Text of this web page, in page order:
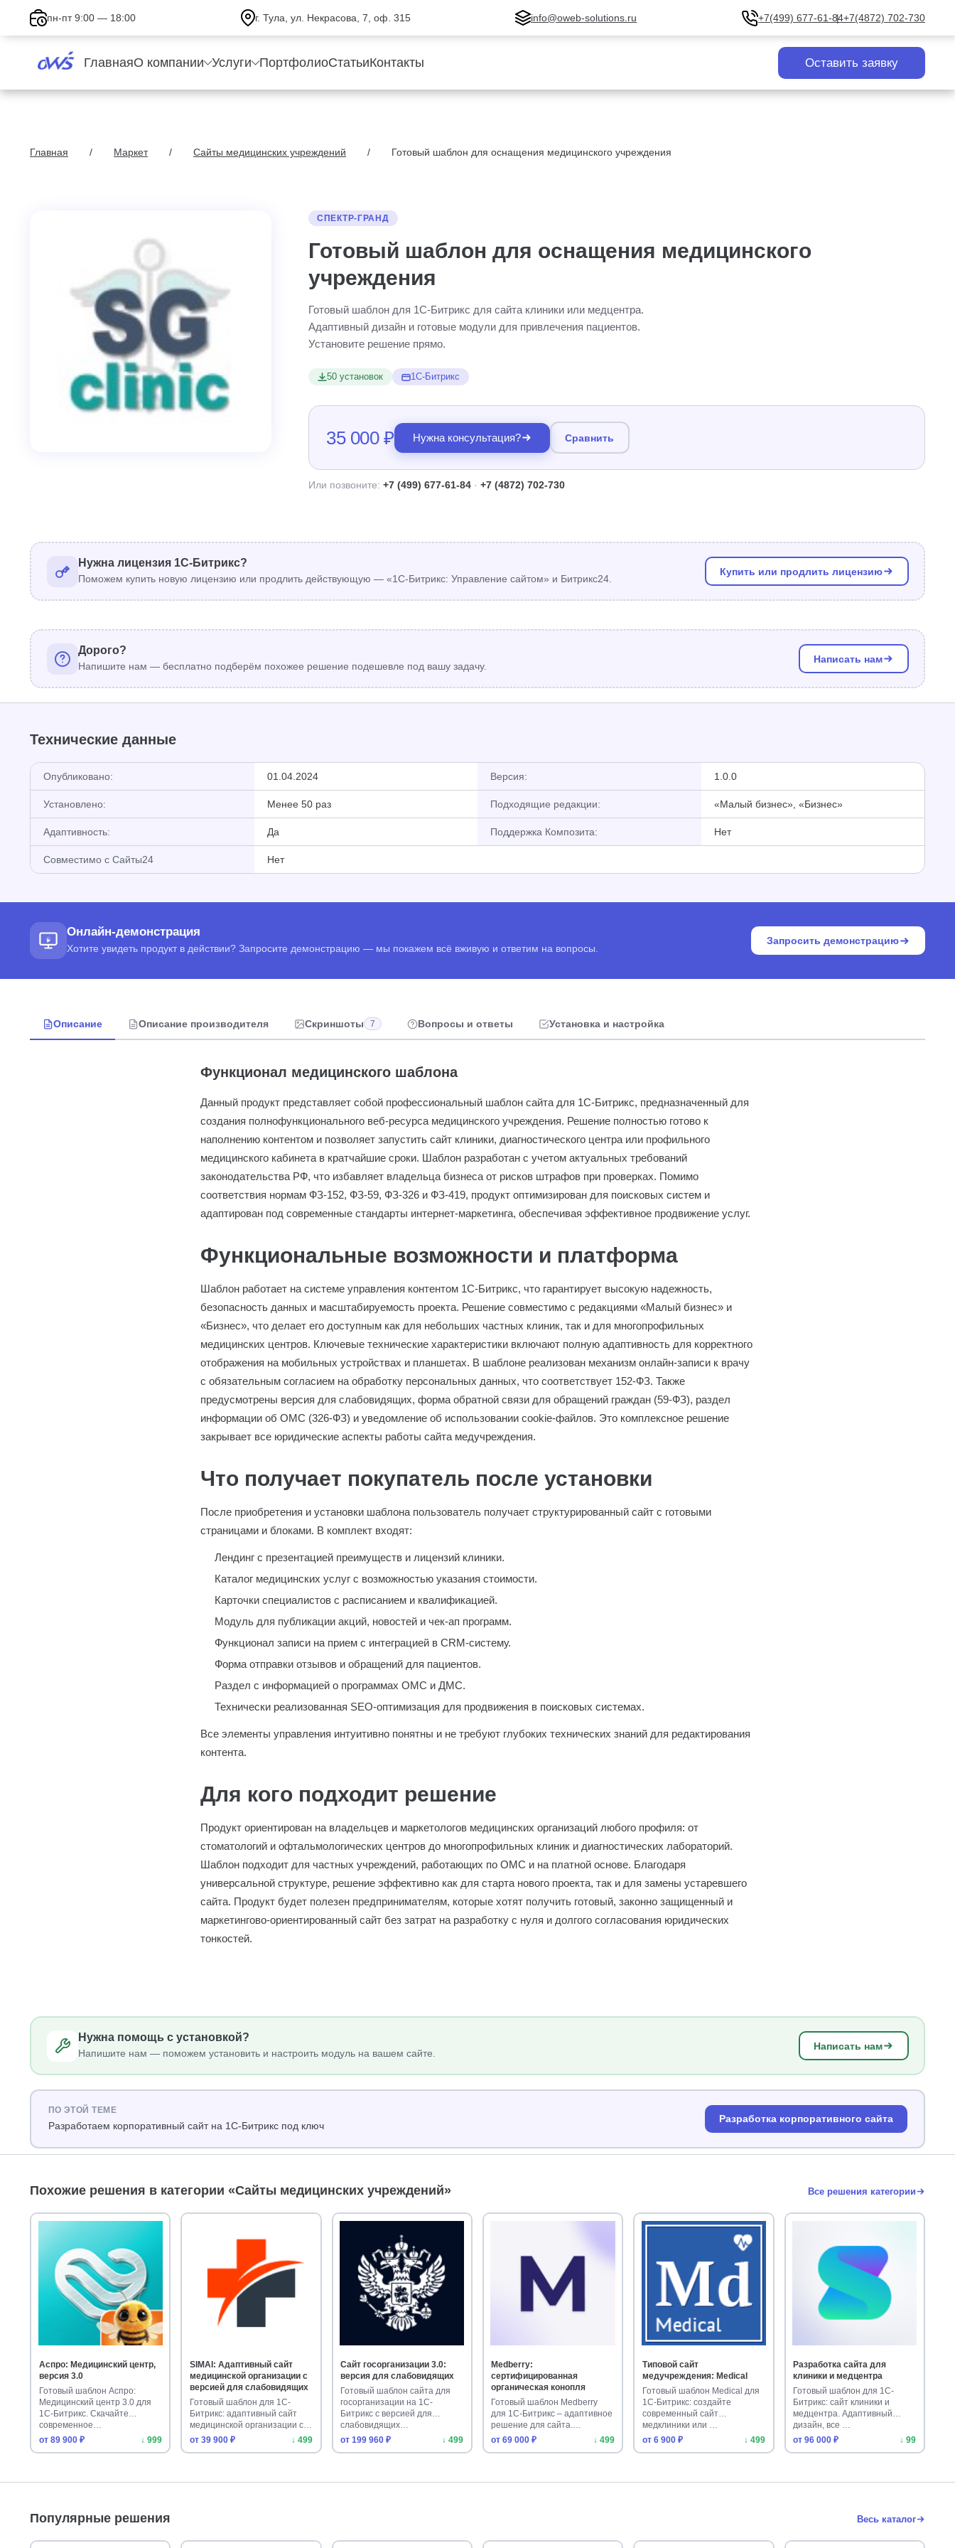
пн-пт 9:00 — 18:00 г. Тула, ул. Некрасова, 7, оф. 315 info@oweb-solutions.ru +7(499) 677-61-84+7(4872) 702-730
ГлавнаяО компании Услуги ПортфолиоСтатьиКонтакты Оставить заявку
Главная Маркет Сайты медицинских учреждений Готовый шаблон для оснащения медицинского учреждения
СПЕКТР-ГРАНД
Готовый шаблон для оснащения медицинского
учреждения
Готовый шаблон для 1С-Битрикс для сайта клиники или медцентра.
Адаптивный дизайн и готовые модули для привлечения пациентов.
Установите решение прямо.
50 установок 1С-Битрикс
35 000 ₽ Нужна консультация? Сравнить
Или позвоните: +7 (499) 677-61-84 · +7 (4872) 702-730
Нужна лицензия 1С-Битрикс?
Поможем купить новую лицензию или продлить действующую — «1С-Битрикс: Управление сайтом» и Битрикс24.
Купить или продлить лицензию
Дорого?
Напишите нам — бесплатно подберём похожее решение подешевле под вашу задачу.
Написать нам
Технические данные
Опубликовано: 01.04.2024 Версия: 1.0.0
Установлено: Менее 50 раз Подходящие редакции: «Малый бизнес», «Бизнес»
Адаптивность: Да Поддержка Композита: Нет
Совместимо с Сайты24 Нет
Онлайн-демонстрация
Хотите увидеть продукт в действии? Запросите демонстрацию — мы покажем всё вживую и ответим на вопросы.
Запросить демонстрацию
Описание Описание производителя Скриншоты 7 Вопросы и ответы Установка и настройка
Функционал медицинского шаблона
Данный продукт представляет собой профессиональный шаблон сайта для 1C-Битрикс, предназначенный для
создания полнофункционального веб-ресурса медицинского учреждения. Решение полностью готово к
наполнению контентом и позволяет запустить сайт клиники, диагностического центра или профильного
медицинского кабинета в кратчайшие сроки. Шаблон разработан с учетом актуальных требований
законодательства РФ, что избавляет владельца бизнеса от рисков штрафов при проверках. Помимо
соответствия нормам ФЗ-152, ФЗ-59, ФЗ-326 и ФЗ-419, продукт оптимизирован для поисковых систем и
адаптирован под современные стандарты интернет-маркетинга, обеспечивая эффективное продвижение услуг.
Функциональные возможности и платформа
Шаблон работает на системе управления контентом 1С-Битрикс, что гарантирует высокую надежность,
безопасность данных и масштабируемость проекта. Решение совместимо с редакциями «Малый бизнес» и
«Бизнес», что делает его доступным как для небольших частных клиник, так и для многопрофильных
медицинских центров. Ключевые технические характеристики включают полную адаптивность для корректного
отображения на мобильных устройствах и планшетах. В шаблоне реализован механизм онлайн-записи к врачу
с обязательным согласием на обработку персональных данных, что соответствует 152-ФЗ. Также
предусмотрены версия для слабовидящих, форма обратной связи для обращений граждан (59-ФЗ), раздел
информации об ОМС (326-ФЗ) и уведомление об использовании cookie-файлов. Это комплексное решение
закрывает все юридические аспекты работы сайта медучреждения.
Что получает покупатель после установки
После приобретения и установки шаблона пользователь получает структурированный сайт с готовыми
страницами и блоками. В комплект входят:
Лендинг с презентацией преимуществ и лицензий клиники.
Каталог медицинских услуг с возможностью указания стоимости.
Карточки специалистов с расписанием и квалификацией.
Модуль для публикации акций, новостей и чек-ап программ.
Функционал записи на прием с интеграцией в CRM-систему.
Форма отправки отзывов и обращений для пациентов.
Раздел с информацией о программах ОМС и ДМС.
Технически реализованная SEO-оптимизация для продвижения в поисковых системах.
Все элементы управления интуитивно понятны и не требуют глубоких технических знаний для редактирования
контента.
Для кого подходит решение
Продукт ориентирован на владельцев и маркетологов медицинских организаций любого профиля: от
стоматологий и офтальмологических центров до многопрофильных клиник и диагностических лабораторий.
Шаблон подходит для частных учреждений, работающих по ОМС и на платной основе. Благодаря
универсальной структуре, решение эффективно как для старта нового проекта, так и для замены устаревшего
сайта. Продукт будет полезен предпринимателям, которые хотят получить готовый, законно защищенный и
маркетингово-ориентированный сайт без затрат на разработку с нуля и долгого согласования юридических
тонкостей.
Нужна помощь с установкой?
Напишите нам — поможем установить и настроить модуль на вашем сайте.
Написать нам
ПО ЭТОЙ ТЕМЕ
Разработаем корпоративный сайт на 1С-Битрикс под ключ
Разработка корпоративного сайта
Похожие решения в категории «Сайты медицинских учреждений» Все решения категории
Аспро: Медицинский центр,
версия 3.0
Готовый шаблон Аспро:
Медицинский центр 3.0 для
1С-Битрикс. Скачайте
современное…
от 89 900 ₽
↓ 999
SIMAI: Адаптивный сайт
медицинской организации с
версией для слабовидящих
Готовый шаблон для 1С-
Битрикс: адаптивный сайт
медицинской организации с
версией…
от 39 900 ₽ ↓ 499
Сайт госорганизации 3.0:
версия для слабовидящих
Готовый шаблон сайта для
госорганизации на 1С-
Битрикс с версией для
слабовидящих…
от 199 960 ₽
↓ 499
Medberry:
сертифицированная
органическая конопля
Готовый шаблон Medberry
для 1С-Битрикс – адаптивное
решение для сайта.
Подходит …
от 69 000 ₽ ↓ 499
Типовой сайт
медучреждения: Medical
Готовый шаблон Medical для
1С-Битрикс: создайте
современный сайт
медклиники или …
от 6 900 ₽
↓ 499
Разработка сайта для
клиники и медцентра
Готовый шаблон для 1С-
Битрикс: сайт клиники и
медцентра. Адаптивный
дизайн, все …
от 96 000 ₽
↓ 99
Популярные решения Весь каталог